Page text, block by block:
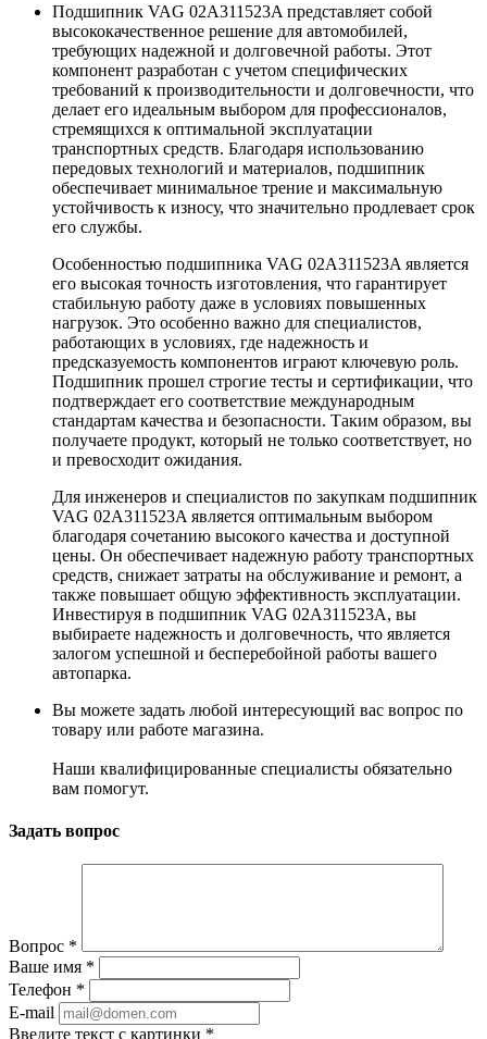
Подшипник VAG 02A311523A представляет собой
высококачественное решение для автомобилей,
требующих надежной и долговечной работы. Этот
компонент разработан с учетом специфических
требований к производительности и долговечности, что
делает его идеальным выбором для профессионалов,
стремящихся к оптимальной эксплуатации
транспортных средств. Благодаря использованию
передовых технологий и материалов, подшипник
обеспечивает минимальное трение и максимальную
устойчивость к износу, что значительно продлевает срок
его службы.
Особенностью подшипника VAG 02A311523A является
его высокая точность изготовления, что гарантирует
стабильную работу даже в условиях повышенных
нагрузок. Это особенно важно для специалистов,
работающих в условиях, где надежность и
предсказуемость компонентов играют ключевую роль.
Подшипник прошел строгие тесты и сертификации, что
подтверждает его соответствие международным
стандартам качества и безопасности. Таким образом, вы
получаете продукт, который не только соответствует, но
и превосходит ожидания.
Для инженеров и специалистов по закупкам подшипник
VAG 02A311523A является оптимальным выбором
благодаря сочетанию высокого качества и доступной
цены. Он обеспечивает надежную работу транспортных
средств, снижает затраты на обслуживание и ремонт, а
также повышает общую эффективность эксплуатации.
Инвестируя в подшипник VAG 02A311523A, вы
выбираете надежность и долговечность, что является
залогом успешной и бесперебойной работы вашего
автопарка.
Вы можете задать любой интересующий вас вопрос по
товару или работе магазина.
Наши квалифицированные специалисты обязательно
вам помогут.
Задать вопрос
Вопрос *
Ваше имя *
Телефон *
E-mail
Введите текст с картинки *